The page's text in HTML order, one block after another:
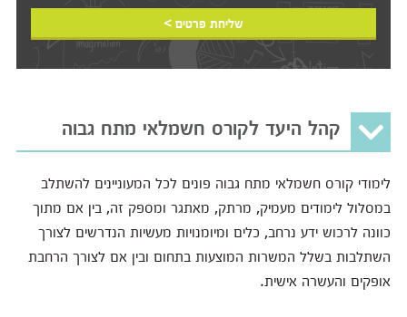
שליחת פרטים >
קהל היעד לקורס חשמלאי מתח גבוה
לימודי קורס חשמלאי מתח גבוה פונים לכל המעוניינים להשתלב
במסלול לימודים מעמיק, מרתק, מאתגר ומספק זה, בין אם מתוך
כוונה לרכוש ידע נרחב, כלים ומיומנויות מעשיות הנדרשים לצורך
השתלבות בשלל המשרות המוצעות בתחום ובין אם לצורך הרחבת
אופקים והעשרה אישית.